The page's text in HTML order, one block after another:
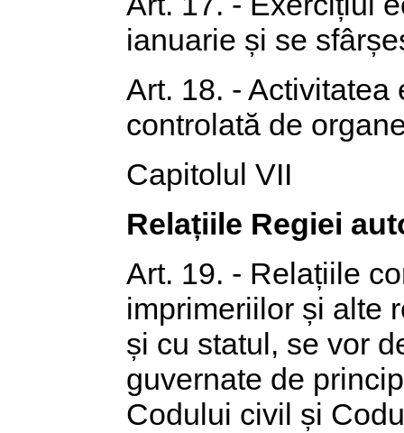
ianuarie și se
Art. 18. -
controlată de
Capitolul VII
Relațiile Regiei
Art. 19. - Relațiile
imprimeriilor și alte
și cu statul, se vor
guvernate de
Codului civil și